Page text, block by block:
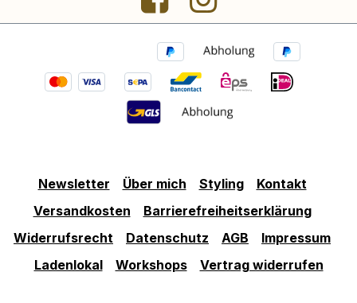
Newsletter Über mich Styling
Kontakt
Versandkosten
Barrierefreiheitserklärung
Widerrufsrecht
Datenschutz AGB
Impressum
Ladenlokal
Workshops Vertrag widerrufen